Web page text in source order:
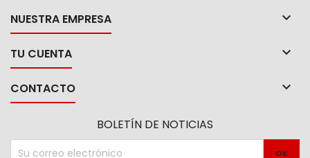
NUESTRA EMPRESA 
TU CUENTA 
CONTACTO 
BOLETÍN DE NOTICIAS